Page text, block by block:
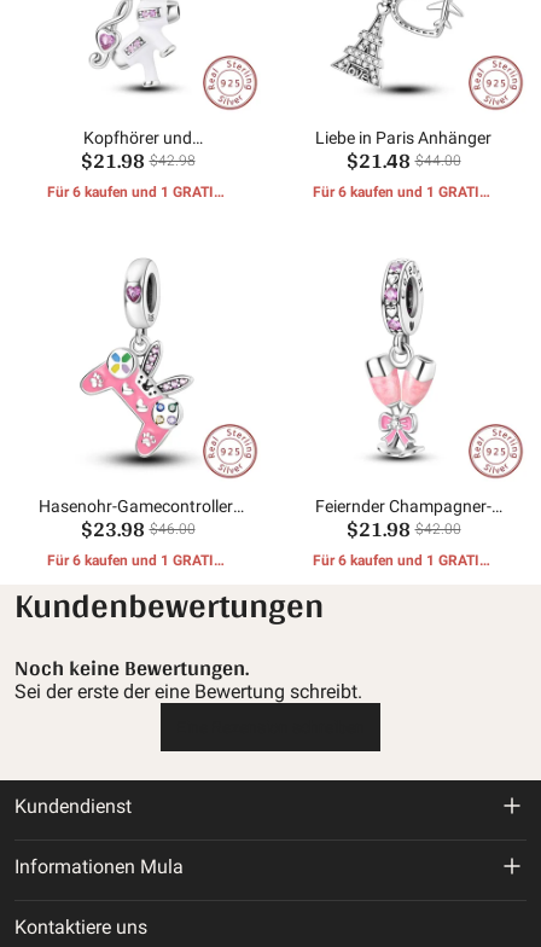
Kopfhörer und
Notizanhänger
$21.98 $42.98
Für 6 kaufen und 1 GRATIS-
Liebe in Paris Anhänger
$21.48 $44.00
Für 6 kaufen und 1 GRATIS-
Hasenohr-Gamecontroller-
Anhänger
$23.98 $46.00
Für 6 kaufen und 1 GRATIS-
Feiernder Champagner-
Klemmanhänger
$21.98 $42.00
Für 6 kaufen und 1 GRATIS-
Kundenbewertungen
Noch keine Bewertungen.
Sei der erste der eine Bewertung schreibt.
Kundendienst
Informationen Mula
Kontaktiere uns